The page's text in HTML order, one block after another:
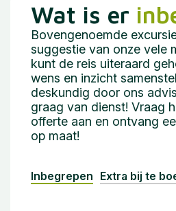
Wat is er
Bovengenoemde
suggestie van onze vele
kunt de reis uiteraard
wens en inzicht
deskundig door ons
graag van dienst! Vraag
offerte aan en ontvang
op maat!
Inbegrepen Extra bij te